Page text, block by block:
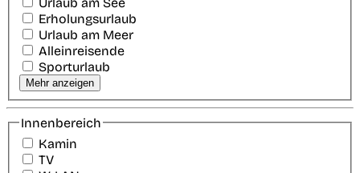
Erholungsurlaub
Urlaub am Meer
Alleinreisende
Sporturlaub
Mehr anzeigen
Innenbereich
Kamin
TV